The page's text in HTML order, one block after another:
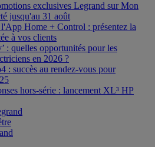
exclusives Legrand sur Mon
jusqu'au 31 août
Home + Control : présentez la
à vos clients
: quelles opportunités pour les
en 2026 ?
: succès au rendez-vous pour
hors-série : lancement XL³ HP